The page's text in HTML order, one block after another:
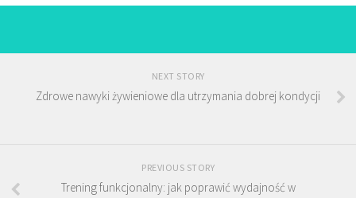
NEXT STORY
Zdrowe nawyki żywieniowe dla utrzymania dobrej kondycji
PREVIOUS STORY
Trening funkcjonalny: jak poprawić wydajność w